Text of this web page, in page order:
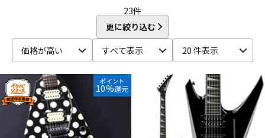
ベース
ドラム パーカッション
23件
更に絞り込む
価格が高い
すべて表示 20 件表示
ポイント
10%還元